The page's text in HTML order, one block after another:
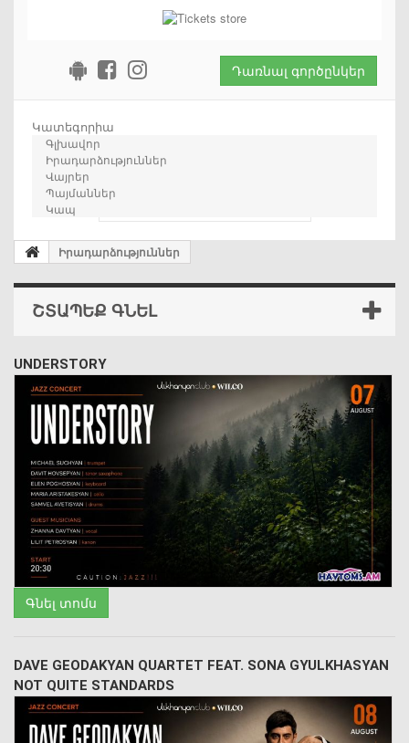
Դառնալ գործընկեր
Կատեգորիա
Գլխավոր
Իրադարձություններ
Վայրեր
Պայմաններ
Կապ
որոնում
Իրադարձություններ
ՇՏԱՊԵՔ ԳՆԵԼ
UNDERSTORY
Գնել տոմս
DAVE GEODAKYAN QUARTET FEAT. SONA GYULKHASYAN
NOT QUITE STANDARDS